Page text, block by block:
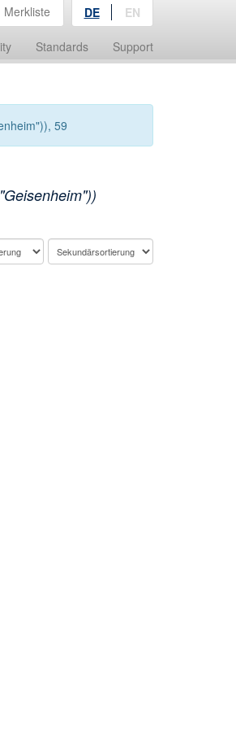
Standards Support
Merkliste DE EN
59